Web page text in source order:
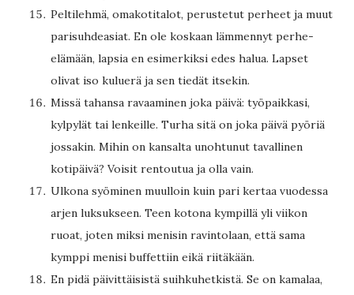
Peltilehmä, omakotitalot, perustetut perheet ja muut
parisuhdeasiat. En ole koskaan lämmennyt perhe-
elämään, lapsia en esimerkiksi edes halua. Lapset
olivat iso kuluerä ja sen tiedät itsekin.
Missä tahansa ravaaminen joka päivä: työpaikkasi,
kylpylät tai lenkeille. Turha sitä on joka päivä pyöriä
jossakin. Mihin on kansalta unohtunut tavallinen
kotipäivä? Voisit rentoutua ja olla vain.
Ulkona syöminen muulloin kuin pari kertaa vuodessa
arjen luksukseen. Teen kotona kympillä yli viikon
ruoat, joten miksi menisin ravintolaan, että sama
kymppi menisi buffettiin eikä riitäkään.
En pidä päivittäisistä suihkuhetkistä. Se on kamalaa,